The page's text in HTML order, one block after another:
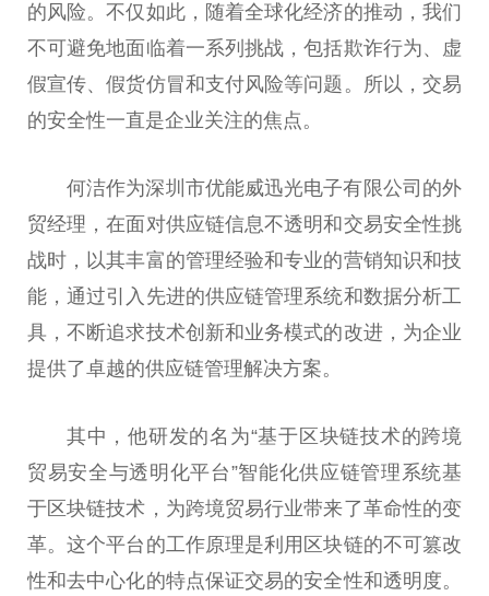
的风险。不仅如此，随着全球化经济的推动，我们
不可避免地面临着一系列挑战，包括欺诈行为、虚
假宣传、假货仿冒和支付风险等问题。所以，交易
的安全性一直是企业关注的焦点。
何洁作为深圳市优能威迅光电子有限公司的外
贸经理，在面对供应链信息不透明和交易安全性挑
战时，以其丰富的管理经验和专业的营销知识和技
能，通过引入先进的供应链管理系统和数据分析工
具，不断追求技术创新和业务模式的改进，为企业
提供了卓越的供应链管理解决方案。
其中，他研发的名为“基于区块链技术的跨境
贸易安全与透明化平台”智能化供应链管理系统基
于区块链技术，为跨境贸易行业带来了革命性的变
革。这个平台的工作原理是利用区块链的不可篡改
性和去中心化的特点保证交易的安全性和透明度。